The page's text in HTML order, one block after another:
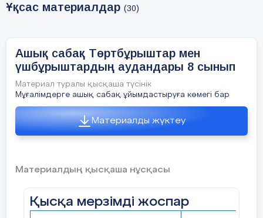
Кезең
Уақыты
Педагогтің әрекеті
Сабақтың
басы
І.Ұйымдастыру кезеңі
Сәлеметсіздерме!
тақырыптарын қарастырамыз
Бүгінгі сабақта меңгеретініңіз:
Ұқсас материалдар (30)
Ашық сабақ Төртбұрыштар мен
үшбұрыштардың аудандары 8 сынып
Материал туралы қысқаша түсінік
Мұғалімдерге ашық сабақ ұйымдастыруға көмегі бар
Материалды жүктеу
Материалдың қысқаша нұсқасы
Қысқа мерзімді жоспар